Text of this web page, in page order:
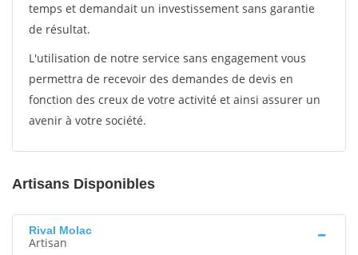
temps et demandait un investissement sans garantie
de résultat.
L'utilisation de notre service sans engagement vous
permettra de recevoir des demandes de devis en
fonction des creux de votre activité et ainsi assurer un
avenir à votre société.
Artisans Disponibles
Rival Molac
Artisan